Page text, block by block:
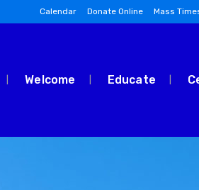
Calendar Donate Online Mass
Welcome Educate